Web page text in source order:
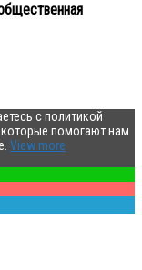
с политикой
помогают нам
View more